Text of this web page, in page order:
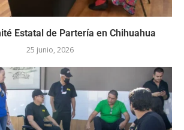
Estatal de Partería en Chihuahua
25 junio, 2026